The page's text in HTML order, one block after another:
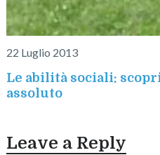
22 Luglio 2013
Le abilità sociali:
assoluto
Leave a Reply